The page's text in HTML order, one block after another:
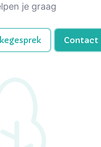
je graag
Contact